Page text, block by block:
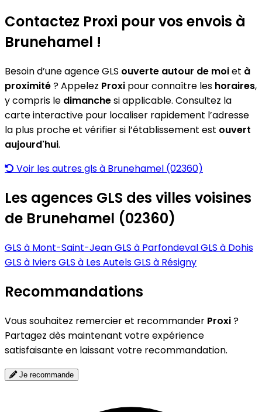
Contactez Proxi pour vos envois à
Brunehamel !
Besoin d’une agence GLS ouverte autour de moiet à
proximité? Appelez Proxi pour connaître les horaires,
y compris le dimanchesi applicable. Consultez la
carte interactive pour localiser rapidement l’adresse
la plus proche et vérifier si l’établissement est ouvert
aujourd'hui.
Voir les autres gls à Brunehamel (02360)
Les agences GLS des villes voisines
de Brunehamel (02360)
GLS à Mont-Saint-JeanGLS à ParfondevalGLS à Dohis
GLS à IviersGLS à Les AutelsGLS à Résigny
Recommandations
Vous souhaitez remercier et recommander Proxi?
Partagez dès maintenant votre expérience
satisfaisante en laissant votre recommandation.
Je recommande